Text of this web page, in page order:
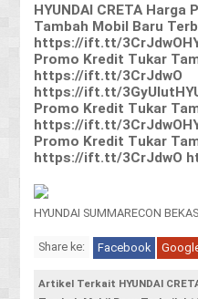
HYUNDAI CRETA
Tambah Mobil Baru
https://ift.tt/
Promo Kredit Tukar
https://ift.tt/3CrJdwO
https://ift.tt/
Promo Kredit Tukar
https://ift.tt/
Promo Kredit Tukar
https://ift.tt/3CrJdwO
HYUNDAI SUMMARECON
Share ke: Facebook
Artikel Terkait HYUNDAI